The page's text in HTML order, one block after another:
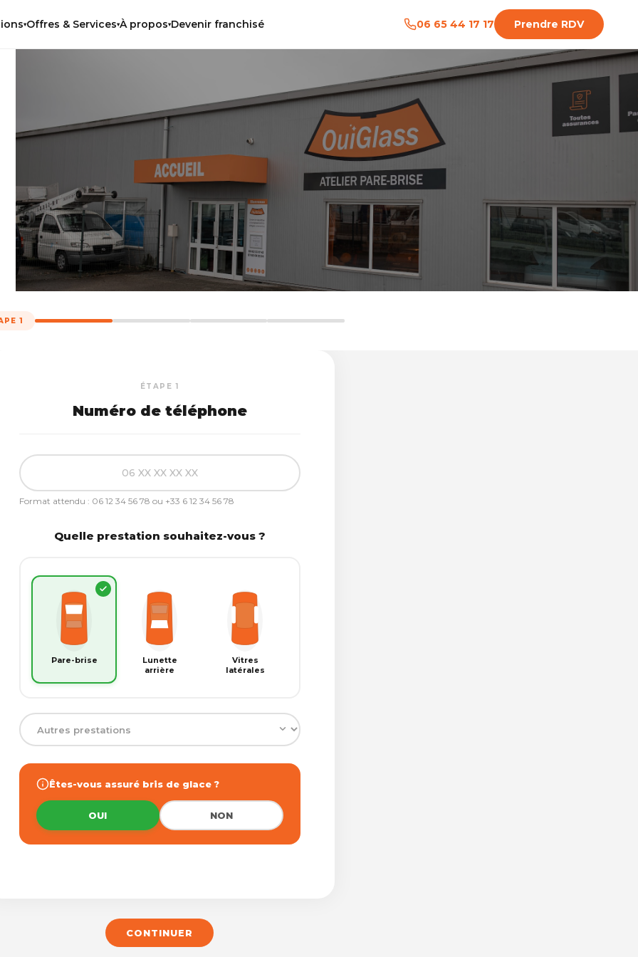
▾Offres & Services▾À propos▾Devenir franchisé 06 65 44 17 17 Prendre RDV
1
ÉTAPE 1
Numéro de téléphone
Format attendu : 06 12 34 56 78 ou +33 6 12 34 56 78
Quelle prestation souhaitez-vous ?
Pare-brise
Lunette
arrière
Vitres
latérales
Êtes-vous assuré bris de glace ?
OUI NON
CONTINUER